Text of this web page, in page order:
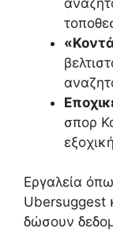
σπορ
Εργαλεία
Ubersuggest
δώσουν